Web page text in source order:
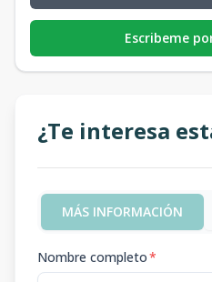
Escribeme
¿Te interesa
MÁS INFORMACIÓN
Nombre completo*